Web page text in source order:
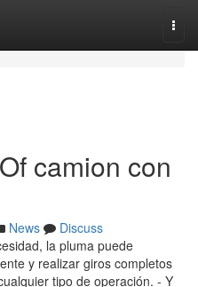
camion con
News
Discuss
la pluma puede
y realizar giros completos
tipo de operación. - Y